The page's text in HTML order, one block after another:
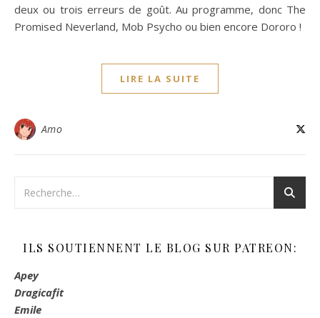
deux ou trois erreurs de goût. Au programme, donc The
Promised Neverland, Mob Psycho ou bien encore Dororo !
LIRE LA SUITE
Amo
ILS SOUTIENNENT LE BLOG SUR PATREON:
Apey
Dragicafit
Emile